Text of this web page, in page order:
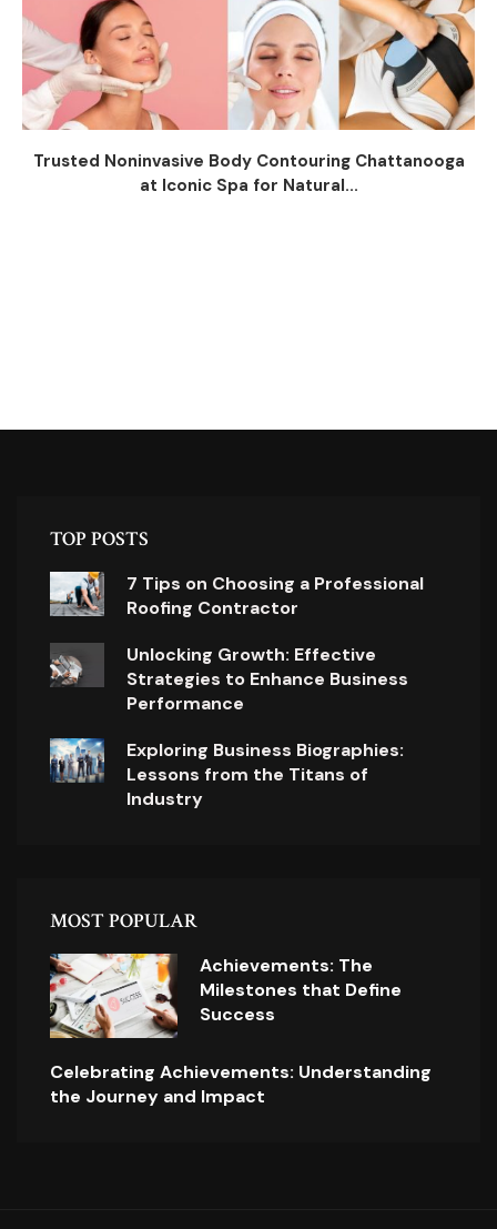
Trusted Noninvasive Body Contouring Chattanooga
at Iconic Spa for Natural...
TOP POSTS
7 Tips on Choosing a Professional
Roofing Contractor
Unlocking Growth: Effective
Strategies to Enhance Business
Performance
Exploring Business Biographies:
Lessons from the Titans of
Industry
MOST POPULAR
Achievements: The
Milestones that Define
Success
Celebrating Achievements: Understanding
the Journey and Impact